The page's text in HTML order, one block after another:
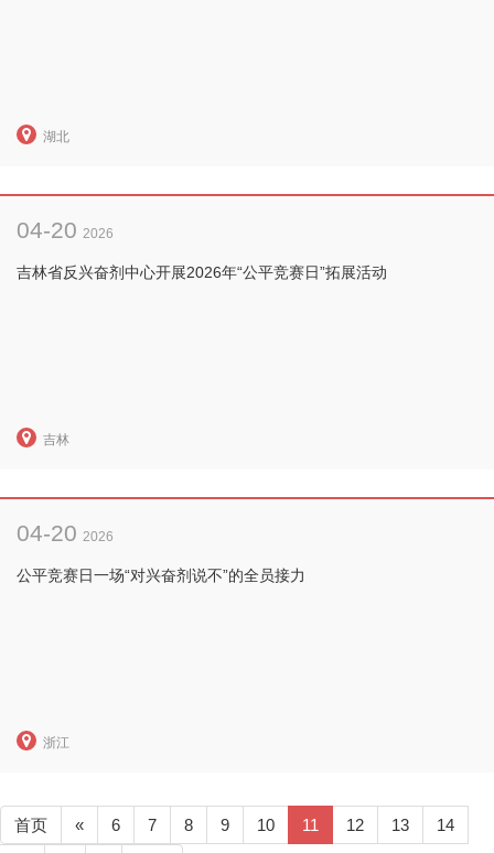
湖北
04-20 2026
吉林省反兴奋剂中心开展2026年“公平竞赛日”拓展活动
吉林
04-20 2026
公平竞赛日一场“对兴奋剂说不”的全员接力
浙江
首页 « 6 7 8 9 10 11 12 13 14